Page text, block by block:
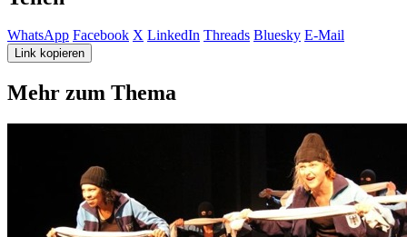
WhatsApp Facebook X LinkedIn Threads Bluesky E-Mail
Link kopieren
Mehr zum Thema